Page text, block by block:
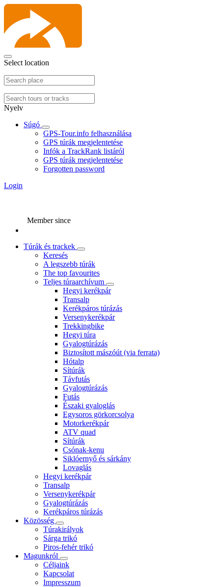
Select location
Nyelv
Súgó
GPS-Tour.info felhasználása
GPS túrák megjelentetése
Infók a TrackRank listáról
GPS túrák megjelentetése
Forgotten password
Login
Member since
Túrák és trackek
Keresés
A legszebb túrák
The top favourites
Teljes túraarchívum
Hegyi kerékpár
Transalp
Kerékpáros túrázás
Versenykerékpár
Trekkingbike
Hegyi túra
Gyalogtúrázás
Biztosított mászóút (via ferrata)
Hótalp
Sítúrák
Távfutás
Gyalogtúrázás
Futás
Északi gyaloglás
Egysoros görkorcsolya
Motorkerékpár
ATV quad
Sítúrák
Csónak-kenu
Siklóernyő és sárkány
Lovaglás
Hegyi kerékpár
Transalp
Versenykerékpár
Gyalogtúrázás
Kerékpáros túrázás
Közösség
Túrakirályok
Sárga trikó
Piros-fehér trikó
Magunkról
Céljaink
Kapcsolat
Impresszum